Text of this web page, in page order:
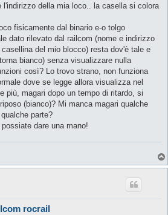
della mia loco.. la casella si colora
fisicamente dal binario e-o tolgo
dato rilevato dal railcom (nome e indirizzo
del mio blocco) resta dov'è tale e
bianco) senza visualizzare nulla
così? Lo trovo strano, non funziona
dove se legge allora visualizza nel
più, magari dopo un tempo di ritardo, si
(bianco)? Mi manca magari qualche
parte?
dare una mano!
rocrail